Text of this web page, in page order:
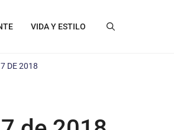
VIDA Y ESTILO
DE 2018